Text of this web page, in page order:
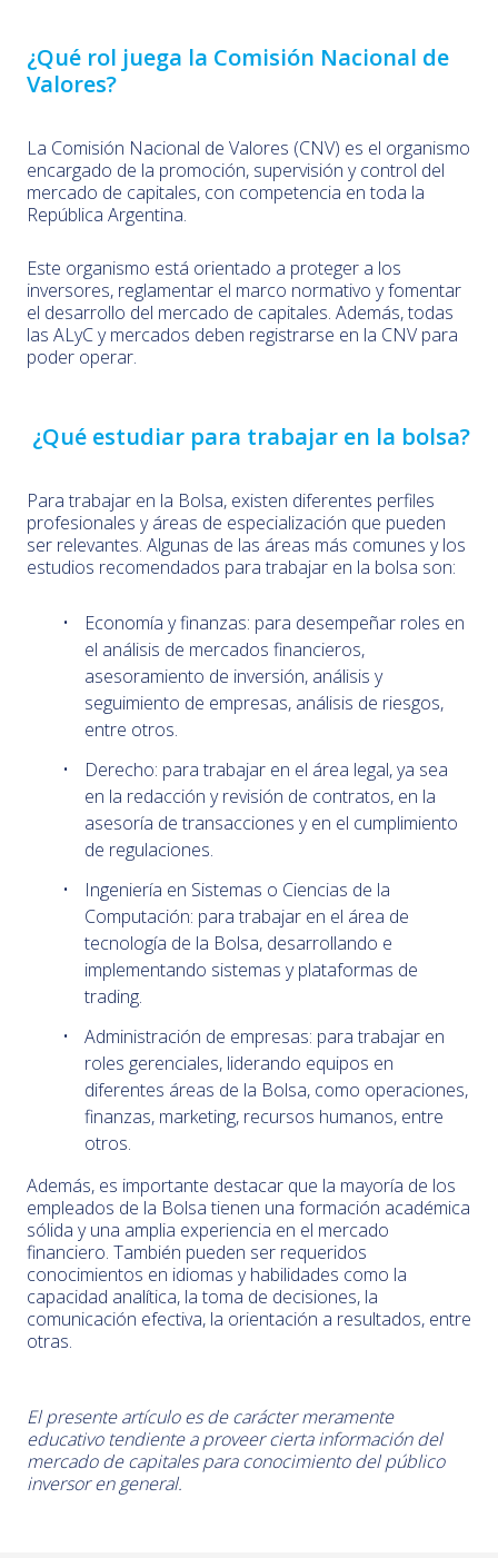
¿Qué rol juega la Comisión Nacional de
Valores?
La Comisión Nacional de Valores (CNV) es el organismo
encargado de la promoción, supervisión y control del
mercado de capitales, con competencia en toda la
República Argentina.
Este organismo está orientado a proteger a los
inversores, reglamentar el marco normativo y fomentar
el desarrollo del mercado de capitales. Además, todas
las ALyC y mercados deben registrarse en la CNV para
poder operar.
¿Qué estudiar para trabajar en la bolsa?
Para trabajar en la Bolsa, existen diferentes perfiles
profesionales y áreas de especialización que pueden
ser relevantes. Algunas de las áreas más comunes y los
estudios recomendados para trabajar en la bolsa son:
Economía y finanzas: para desempeñar roles en
el análisis de mercados financieros,
asesoramiento de inversión, análisis y
seguimiento de empresas, análisis de riesgos,
entre otros.
Derecho: para trabajar en el área legal, ya sea
en la redacción y revisión de contratos, en la
asesoría de transacciones y en el cumplimiento
de regulaciones.
Ingeniería en Sistemas o Ciencias de la
Computación: para trabajar en el área de
tecnología de la Bolsa, desarrollando e
implementando sistemas y plataformas de
trading.
Administración de empresas: para trabajar en
roles gerenciales, liderando equipos en
diferentes áreas de la Bolsa, como operaciones,
finanzas, marketing, recursos humanos, entre
otros.
Además, es importante destacar que la mayoría de los
empleados de la Bolsa tienen una formación académica
sólida y una amplia experiencia en el mercado
financiero. También pueden ser requeridos
conocimientos en idiomas y habilidades como la
capacidad analítica, la toma de decisiones, la
comunicación efectiva, la orientación a resultados, entre
otras.
El presente artículo es de carácter meramente
educativo tendiente a proveer cierta información del
mercado de capitales para conocimiento del público
inversor en general.